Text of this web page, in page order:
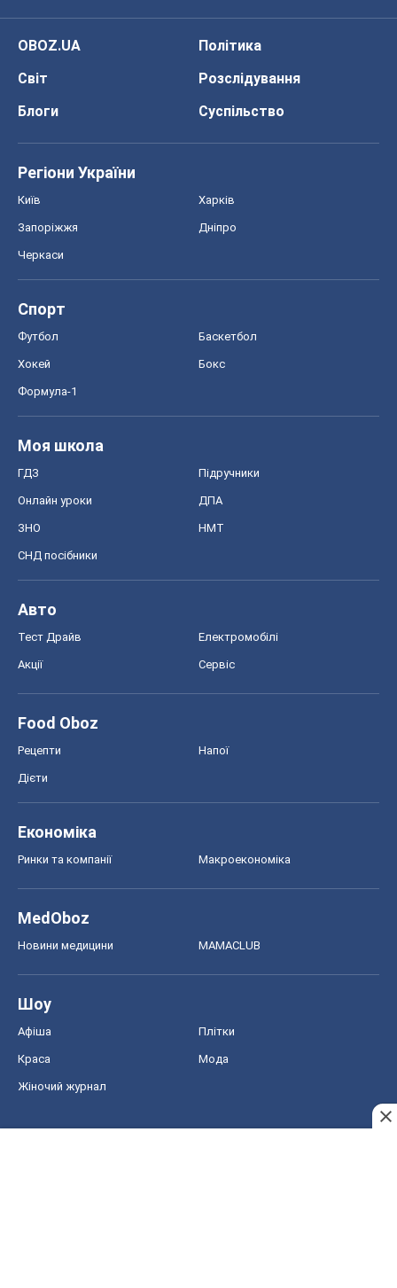
OBOZ.UA
Політика
Світ
Розслідування
Блоги
Суспільство
Регіони України
Київ Харків
Запоріжжя Дніпро
Черкаси
Спорт
Футбол Баскетбол
Хокей Бокс
Формула-1
Моя школа
ГДЗ Підручники
Онлайн уроки ДПА
ЗНО НМТ
СНД посібники
Авто
Тест Драйв Електромобілі
Акції Сервіс
Food Oboz
Рецепти Напої
Дієти
Економіка
Ринки та компанії Макроекономіка
MedOboz
Новини медицини MAMACLUB
Шоу
Афіша Плітки
Краса Мода
Жіночий журнал